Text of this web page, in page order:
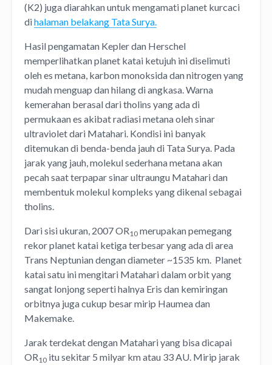
(K2) juga diarahkan untuk mengamati planet kurcaci
dihalaman belakang Tata Surya.
Hasil pengamatan Kepler dan Herschel
memperlihatkan planet katai ketujuh ini diselimuti
oleh es metana, karbon monoksida dan nitrogen yang
mudah menguap dan hilang di angkasa. Warna
kemerahan berasal dari tholins yang ada di
permukaan es akibat radiasi metana oleh sinar
ultraviolet dari Matahari. Kondisi ini banyak
ditemukan di benda-benda jauh di Tata Surya. Pada
jarak yang jauh, molekul sederhana metana akan
pecah saat terpapar sinar ultraungu Matahari dan
membentuk molekul kompleks yang dikenal sebagai
tholins.
Dari sisi ukuran, 2007 OR10 merupakan pemegang
rekor planet katai ketiga terbesar yang ada di area
Trans Neptunian dengan diameter ~1535 km. Planet
katai satu ini mengitari Matahari dalam orbit yang
sangat lonjong seperti halnya Eris dan kemiringan
orbitnya juga cukup besar mirip Haumea dan
Makemake.
Jarak terdekat dengan Matahari yang bisa dicapai
OR10 itu sekitar 5 milyar km atau 33 AU. Mirip jarak